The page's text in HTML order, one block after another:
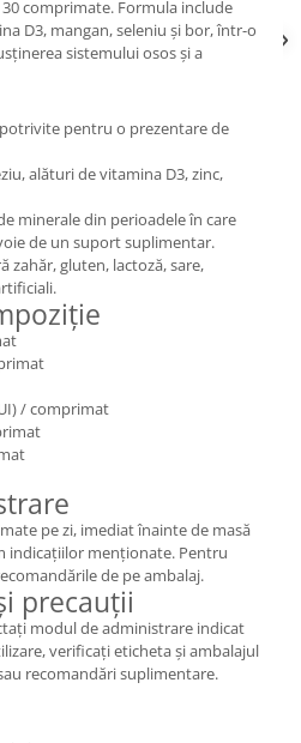
comprimate. Formula include
D3, mangan, seleniu și bor, într-o
sistemului osos și a
pentru o prezentare de
alături de vitamina D3, zinc,
minerale din perioadele în care
de un suport suplimentar.
zahăr, gluten, lactoză, sare,
/ comprimat
pe zi, imediat înainte de masă
indicațiilor menționate. Pentru
de pe ambalaj.
precauții
modul de administrare indicat
verificați eticheta și ambalajul
recomandări suplimentare.